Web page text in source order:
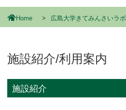
Home 広島大学きてみんさいラボ
施設紹介/利用案内
施設紹介